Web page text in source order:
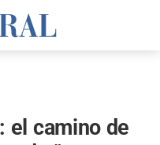
el camino de